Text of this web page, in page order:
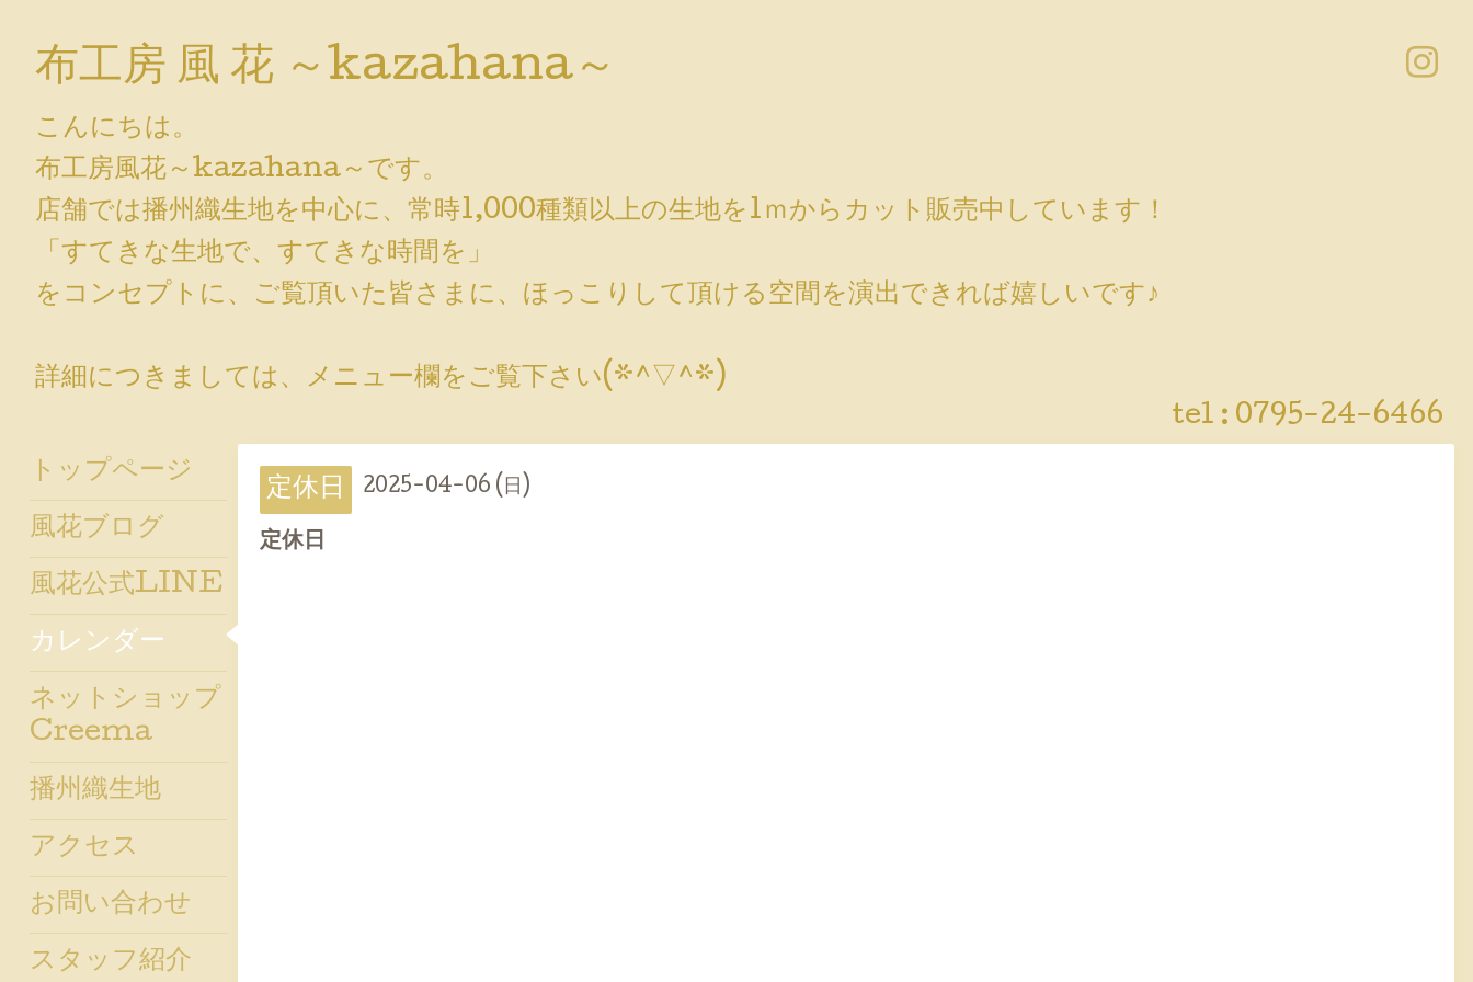
布工房 風 花 ～kazahana～
こんにちは。
布工房風花～kazahana～です。
店舗では播州織生地を中心に、常時1,000種類以上の生地を1ｍからカット販売中しています！
「すてきな生地で、すてきな時間を」
をコンセプトに、ご覧頂いた皆さまに、ほっこりして頂ける空間を演出できれば嬉しいです♪
詳細につきましては、メニュー欄をご覧下さい(*^▽^*)
tel : 0795-24-6466
定休日 2025-04-06 (日)
定休日
トップページ
風花ブログ
風花公式LINE
カレンダー
ネットショップ
Creema
播州織生地
アクセス
お問い合わせ
スタッフ紹介